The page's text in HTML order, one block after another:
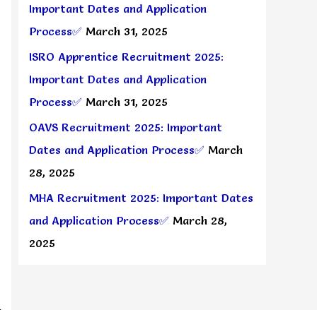
Important Dates and Application
Process✅ March 31, 2025
ISRO Apprentice Recruitment 2025:
Important Dates and Application
Process✅ March 31, 2025
OAVS Recruitment 2025: Important
Dates and Application Process✅ March
28, 2025
MHA Recruitment 2025: Important Dates
and Application Process✅ March 28,
2025